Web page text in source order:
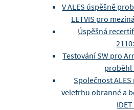
V ALES úspěšně
LETVIS pro
Úspěšná
Testování SW pro
proběhl
Společnost
veletrhu obranné a